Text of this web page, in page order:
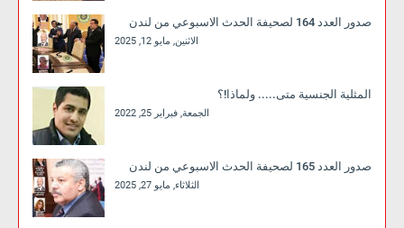
صدور العدد 164 لصحيفة الحدث الاسبوعي من لندن
الاثنين, مايو 12, 2025
المثلية الجنسية متى..... ولماذا!؟
الجمعة, فبراير 25, 2022
صدور العدد 165 لصحيفة الحدث الاسبوعي من لندن
الثلاثاء, مايو 27, 2025